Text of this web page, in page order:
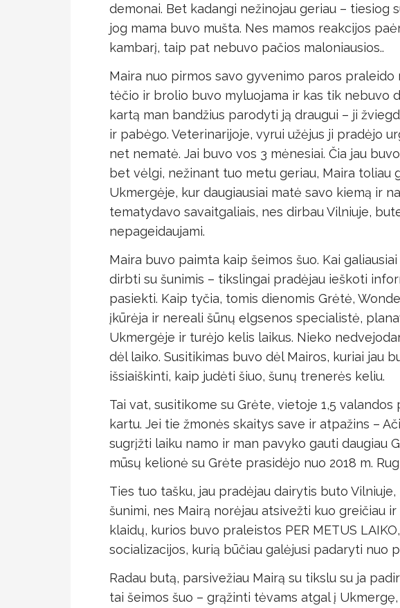
demonai. Bet kadangi nežinojau geriau – tiesiog
jog mama buvo mušta. Nes mamos reakcijos
kambarį, taip pat nebuvo pačios maloniausios..
Maira nuo pirmos savo gyvenimo paros praleido
tėčio ir brolio buvo myluojama ir kas tik nebuvo
kartą man bandžius parodyti ją draugui – ji
ir pabėgo. Veterinarijoje, vyrui užėjus ji pradėjo
net nematė. Jai buvo vos 3 mėnesiai. Čia jau
bet vėlgi, nežinant tuo metu geriau, Maira toliau
Ukmergėje, kur daugiausiai matė savo kiemą ir
tematydavo savaitgaliais, nes dirbau Vilniuje,
nepageidaujami.
Maira buvo paimta kaip šeimos šuo. Kai
dirbti su šunimis – tikslingai pradėjau ieškoti
pasiekti. Kaip tyčia, tomis dienomis Grėtė,
įkūrėja ir nereali šūnų elgsenos specialistė,
Ukmergėje ir turėjo kelis laikus. Nieko
dėl laiko. Susitikimas buvo dėl Mairos, kuriai jau
išsiaiškinti, kaip judėti šiuo, šunų trenerės keliu.
Tai vat, susitikome su Grėte, vietoje 1,5
kartu. Jei tie žmonės skaitys save ir atpažins –
sugrįžti laiku namo ir man pavyko gauti daugiau
mūsų kelionė su Grėte prasidėjo nuo 2018 m.
Ties tuo tašku, jau pradėjau dairytis buto
šunimi, nes Mairą norėjau atsivežti kuo greičiau
klaidų, kurios buvo praleistos PER METUS
socializacijos, kurią būčiau galėjusi padaryti nuo
Radau butą, parsivežiau Mairą su tikslu su ja
tai šeimos šuo – grąžinti tėvams atgal į